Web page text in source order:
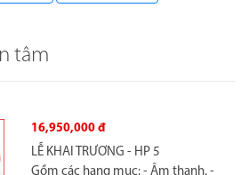
tâm
14,440,000 đ
LỄ KHAI TRƯƠNG - HP 3
Gồm các hạng mục: - Âm thanh. -